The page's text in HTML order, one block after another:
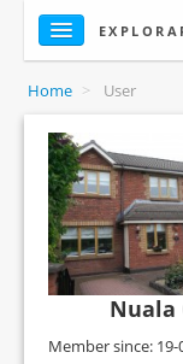
Home > User
Nuala
Member since: 19-